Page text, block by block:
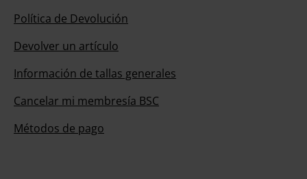
Política de Devolución
Devolver un artículo
Información de tallas generales
Cancelar mi membresía BSC
Métodos de pago